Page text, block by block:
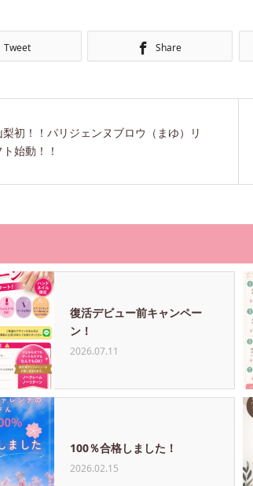
Tweet Share
梨初！！パリジェンヌブロウ（まゆ）リ
ト始動！！
復活デビュー前キャンペー
ン！
2026.07.11
100％合格しました！
2026.02.15